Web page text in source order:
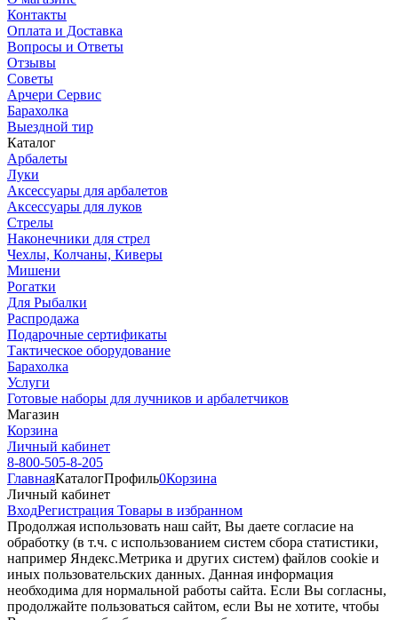
Контакты
Оплата и Доставка
Вопросы и Ответы
Отзывы
Советы
Арчери Сервис
Барахолка
Выездной тир
Каталог
Арбалеты
Луки
Аксессуары для арбалетов
Аксессуары для луков
Стрелы
Наконечники для стрел
Чехлы, Колчаны, Киверы
Мишени
Рогатки
Для Рыбалки
Распродажа
Подарочные сертификаты
Тактическое оборудование
Барахолка
Услуги
Готовые наборы для лучников и арбалетчиков
Магазин
Корзина
Личный кабинет
8-800-505-8-205
ГлавнаяКаталогПрофиль0Корзина
Личный кабинет
ВходРегистрация Товары в избранном
Продолжая использовать наш cайт, Вы даете согласие на
обработку (в т.ч. с использованием систем сбора статистики,
например Яндекс.Метрика и других систем) файлов cookie и
иных пользовательских данных. Данная информация
необходима для нормальной работы сайта. Если Вы согласны,
продолжайте пользоваться сайтом, если Вы не хотите, чтобы